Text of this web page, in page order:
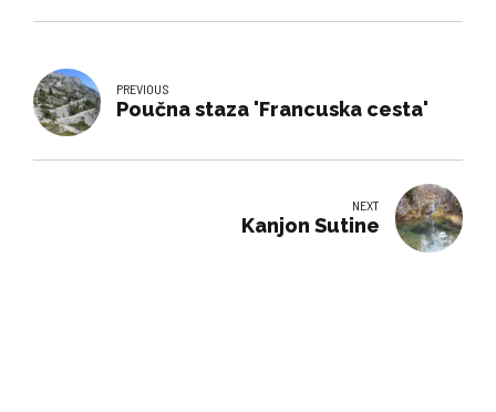
PREVIOUS
Poučna staza 'Francuska cesta'
NEXT
Kanjon Sutine